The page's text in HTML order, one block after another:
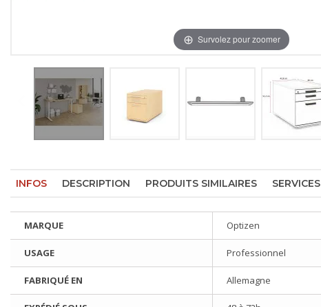
Survolez pour zoomer
INFOS DESCRIPTION PRODUITS SIMILAIRES SERVICES
MARQUE Optizen
USAGE Professionnel
FABRIQUÉ EN Allemagne